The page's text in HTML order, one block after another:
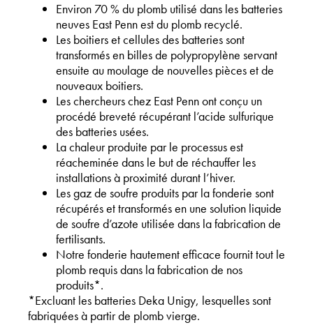
Environ 70 % du plomb utilisé dans les batteries
neuves East Penn est du plomb recyclé.
Les boitiers et cellules des batteries sont
transformés en billes de polypropylène servant
ensuite au moulage de nouvelles pièces et de
nouveaux boitiers.
Les chercheurs chez East Penn ont conçu un
procédé breveté récupérant l’acide sulfurique
des batteries usées.
La chaleur produite par le processus est
réacheminée dans le but de réchauffer les
installations à proximité durant l’hiver.
Les gaz de soufre produits par la fonderie sont
récupérés et transformés en une solution liquide
de soufre d’azote utilisée dans la fabrication de
fertilisants.
Notre fonderie hautement efficace fournit tout le
plomb requis dans la fabrication de nos
produits*.
*Excluant les batteries Deka Unigy, lesquelles sont
fabriquées à partir de plomb vierge.